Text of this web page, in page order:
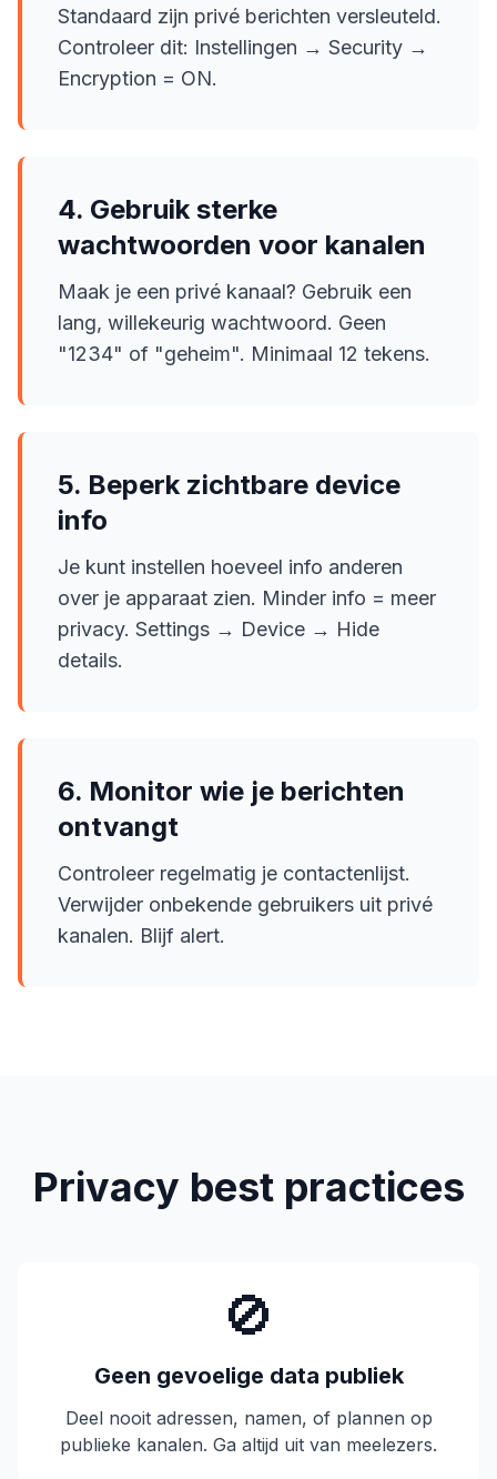
Standaard zijn privé berichten versleuteld.
Controleer dit: Instellingen → Security →
Encryption = ON.
4. Gebruik sterke
wachtwoorden voor kanalen
Maak je een privé kanaal? Gebruik een
lang, willekeurig wachtwoord. Geen
"1234" of "geheim". Minimaal 12 tekens.
5. Beperk zichtbare device
info
Je kunt instellen hoeveel info anderen
over je apparaat zien. Minder info = meer
privacy. Settings → Device → Hide
details.
6. Monitor wie je berichten
ontvangt
Controleer regelmatig je contactenlijst.
Verwijder onbekende gebruikers uit privé
kanalen. Blijf alert.
Privacy best practices
🚫
Geen gevoelige data publiek
Deel nooit adressen, namen, of plannen op
publieke kanalen. Ga altijd uit van meelezers.